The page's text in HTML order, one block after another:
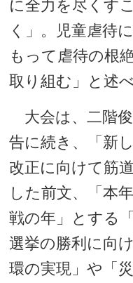
に全力を尽くす
く」。児童虐待
もって虐待の根
取り組む」と述べ
大会は、二階
告に続き、「新
改正に向けて筋
した前文、「本
戦の年」とする
選挙の勝利に向
環の実現」や「